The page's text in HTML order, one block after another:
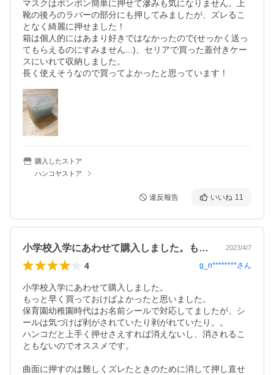
マスクはポンポン簡単に押せて滲みも気になりません。上
靴の後ろのラバーの部分にも押してみましたが、ズレるこ
となく綺麗に押せました！
箱は個人的にはあまり好きではなかったので(せっかく送っ
てもらえるのにすみません...)、セリアで買った蓋付きケー
スにいれて収納しました。
長く使えそうなので買ってよかったと思っています！
購入したストア
ハンコヤストア
違反報告 いいね 11
小学校入学にあわせて購入しました。もっ… 2023/4/7
4 g_n********さん
小学校入学にあわせて購入しました。
もっと早く買っておけばよかったと思いました。
保育園幼稚園時代はお名前シールで対応してましたが、シ
ールは気づけば剥がされていたり剥がれていたり。。
ハンコだと上手く押せさえすれば消えないし、消されるこ
ともないのでオススメです。
曲面に押すのは難しくズレたときのために消して押し直せ